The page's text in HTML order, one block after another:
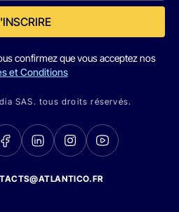
confirmez que vous acceptez nos
et Conditions
SAS. tous droits réservés.